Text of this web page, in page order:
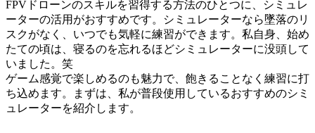
FPVドローンのスキルを習得する方法のひとつに、シミュレ
ーターの活用がおすすめです。シミュレーターなら墜落のリ
スクがなく、いつでも気軽に練習ができます。私自身、始め
たての頃は、寝るのを忘れるほどシミュレーターに没頭して
いました。笑
ゲーム感覚で楽しめるのも魅力で、飽きることなく練習に打
ち込めます。まずは、私が普段使用しているおすすめのシミ
ュレーターを紹介します。